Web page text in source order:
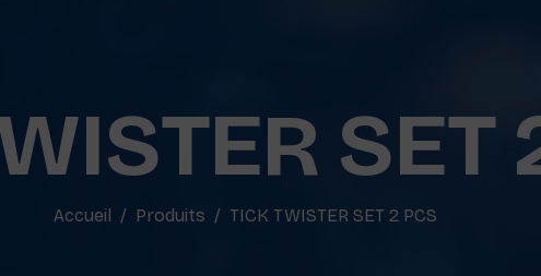
SET
Accueil Produits TICK TWISTER SET 2 PCS